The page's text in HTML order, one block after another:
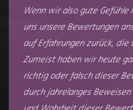
Wenn wir also gute
uns unsere Bewertungen
auf Erfahrungen zurück,
Zumeist haben wir heute
richtig oder falsch dieser
durch jahrelanges